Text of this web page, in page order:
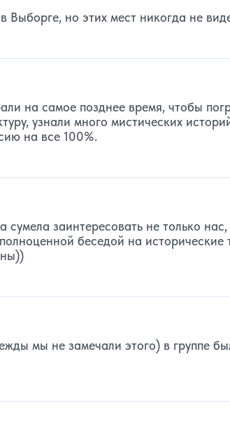
Выборге, но этих мест никогда не
на самое позднее время, чтобы
узнали много мистических
на все 100%.
сумела заинтересовать не только
беседой на
мы не замечали этого) в группе